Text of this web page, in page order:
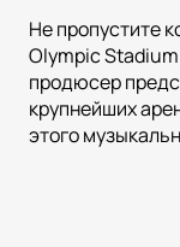
Не пропустите
Olympic
продюсер
крупнейших
этого